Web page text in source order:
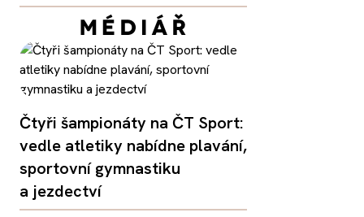
Čtyři šampionáty na ČT Sport:
vedle atletiky nabídne plavání,
sportovní gymnastiku
a jezdectví